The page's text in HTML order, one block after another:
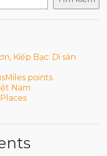
Kiếp Bạc: Di sản
points
Nam